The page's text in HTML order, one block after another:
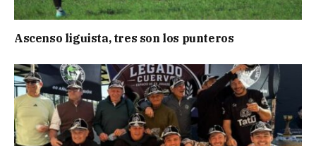
Ascenso liguista, tres son los punteros